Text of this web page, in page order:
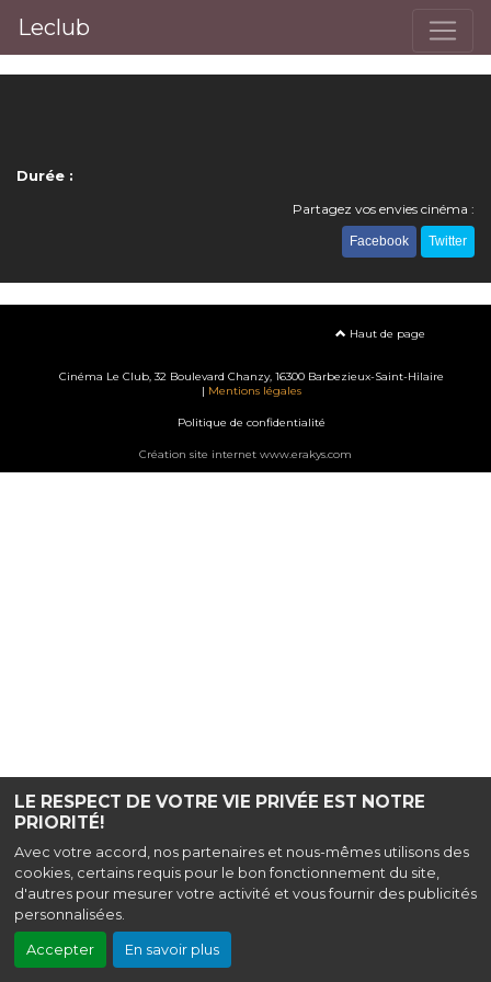
LE RESPECT DE VOTRE VIE PRIVÉE EST NOTRE
PRIORITÉ!
Avec votre accord, nos partenaires et nous-mêmes utilisons des
cookies, certains requis pour le bon fonctionnement du site,
d'autres pour mesurer votre activité et vous fournir des publicités
personnalisées.
Accepter En savoir plus
Leclub
Durée :
Partagez vos envies cinéma :
Facebook Twitter
Haut de page
Cinéma Le Club, 32 Boulevard Chanzy, 16300 Barbezieux-Saint-Hilaire
| Mentions légales
Politique de confidentialité
Création site internet www.erakys.com